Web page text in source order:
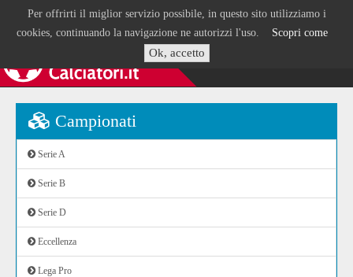
Per offrirti il miglior servizio possibile, in questo sito utilizziamo i
cookies, continuando la navigazione ne autorizzi l'uso. Scopri come
Ok, accetto
Campionati
Serie A
Serie B
Serie D
Eccellenza
Lega Pro